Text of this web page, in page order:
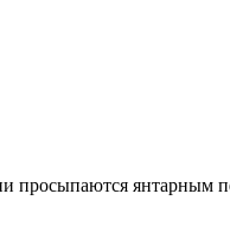
просыпаются янтарным